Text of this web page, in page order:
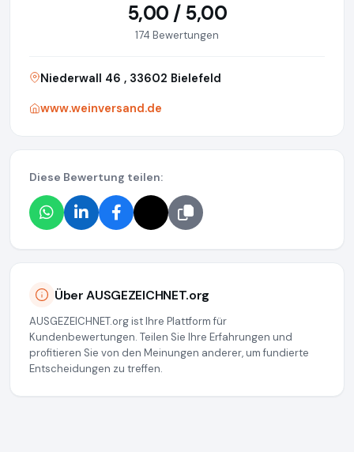
5,00 / 5,00
174 Bewertungen
Niederwall 46 , 33602 Bielefeld
www.weinversand.de
Diese Bewertung teilen:
Über AUSGEZEICHNET.org
AUSGEZEICHNET.org ist Ihre Plattform für
Kundenbewertungen. Teilen Sie Ihre Erfahrungen und
profitieren Sie von den Meinungen anderer, um fundierte
Entscheidungen zu treffen.